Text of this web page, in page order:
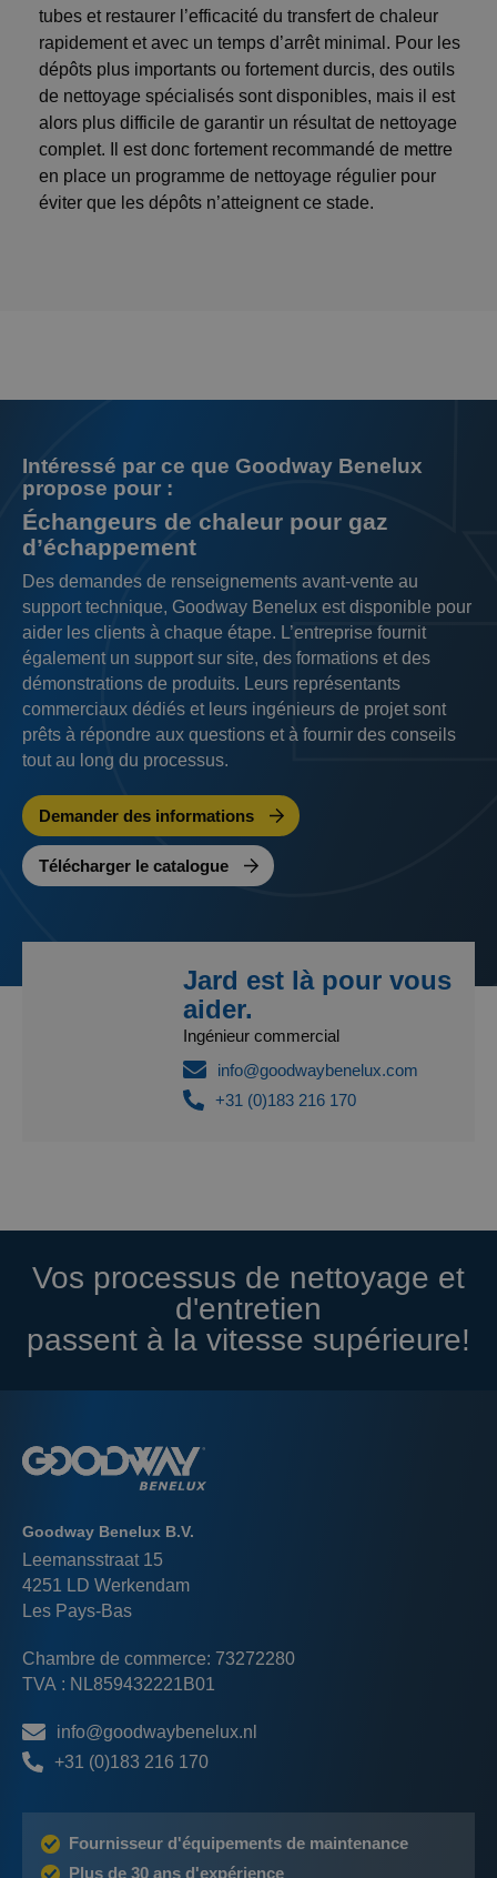
tubes et restaurer l’efficacité du transfert de chaleur
rapidement et avec un temps d’arrêt minimal. Pour les
dépôts plus importants ou fortement durcis, des outils
de nettoyage spécialisés sont disponibles, mais il est
alors plus difficile de garantir un résultat de nettoyage
complet. Il est donc fortement recommandé de mettre
en place un programme de nettoyage régulier pour
éviter que les dépôts n’atteignent ce stade.
Intéressé par ce que Goodway Benelux
propose pour :
Échangeurs de chaleur pour gaz
d’échappement
Des demandes de renseignements avant-vente au
support technique, Goodway Benelux est disponible pour
aider les clients à chaque étape. L’entreprise fournit
également un support sur site, des formations et des
démonstrations de produits. Leurs représentants
commerciaux dédiés et leurs ingénieurs de projet sont
prêts à répondre aux questions et à fournir des conseils
tout au long du processus.
Demander des informations
Télécharger le catalogue
Jard est là pour vous
aider.
Ingénieur commercial
info@goodwaybenelux.com
+31 (0)183 216 170
Vos processus de nettoyage et
d'entretien
passent à la vitesse supérieure!
Goodway Benelux B.V.
Leemansstraat 15
4251 LD Werkendam
Les Pays-Bas
Chambre de commerce: 73272280
TVA : NL859432221B01
info@goodwaybenelux.nl
+31 (0)183 216 170
Fournisseur d'équipements de maintenance
Plus de 30 ans d'expérience